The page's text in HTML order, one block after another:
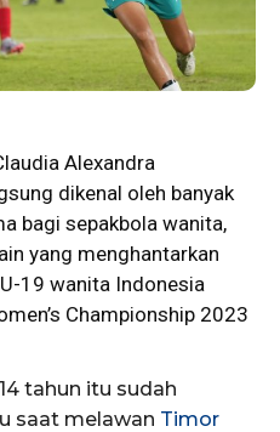
Alexandra
dikenal oleh banyak
bagi sepakbola wanita,
yang menghantarkan
19 wanita Indonesia
Championship 2023
tahun itu sudah
saat melawan Timor